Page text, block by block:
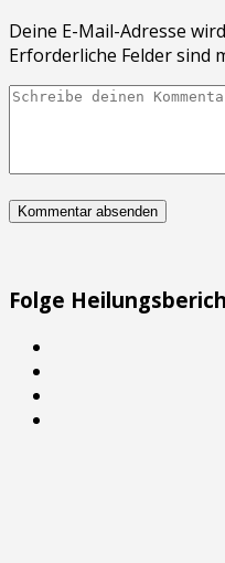
Deine E-Mail-Adresse
Erforderliche Felder sind
Folge